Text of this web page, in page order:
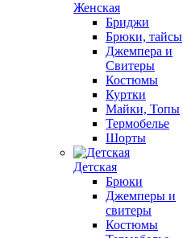
Женская
Бриджи
Брюки, тайсы
Джемпера и
Свитеры
Костюмы
Куртки
Майки, Топы
Термобелье
Шорты
Детская
Брюки
Джемперы и
свитеры
Костюмы